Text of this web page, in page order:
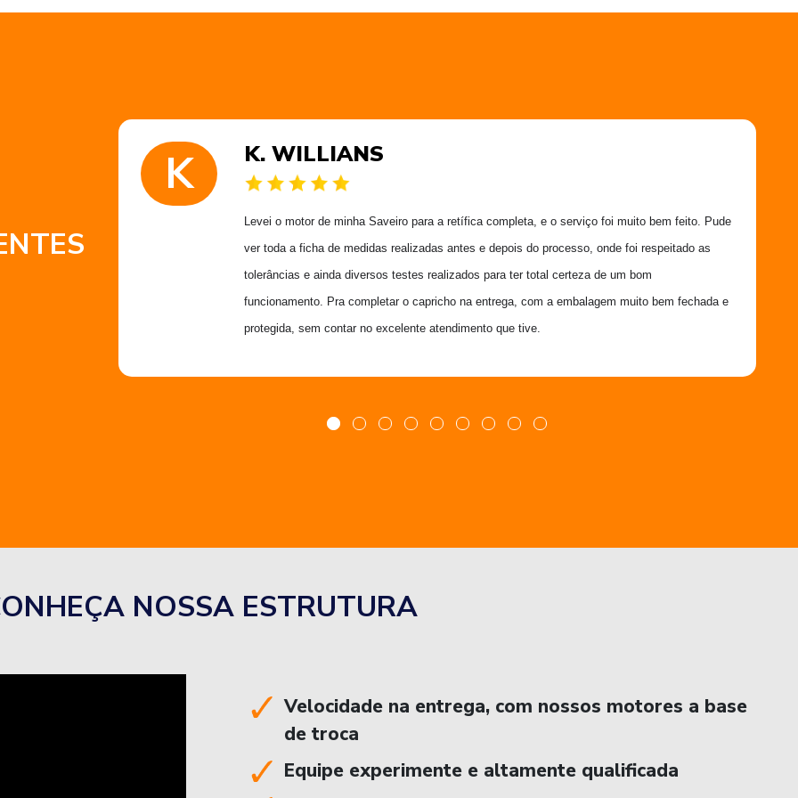
K K. WILLIANS
Levei o motor de minha Saveiro para a retífica completa, e o serviço foi muito bem feito. Pude
ver toda a ficha de medidas realizadas antes e depois do processo, onde foi respeitado as
tolerâncias e ainda diversos testes realizados para ter total certeza de um bom
funcionamento. Pra completar o capricho na entrega, com a embalagem muito bem fechada e
protegida, sem contar no excelente atendimento que tive.
NOSSA ESTRUTURA
Velocidade na entrega, com nossos motores a base
de troca
Equipe experimente e altamente qualificada